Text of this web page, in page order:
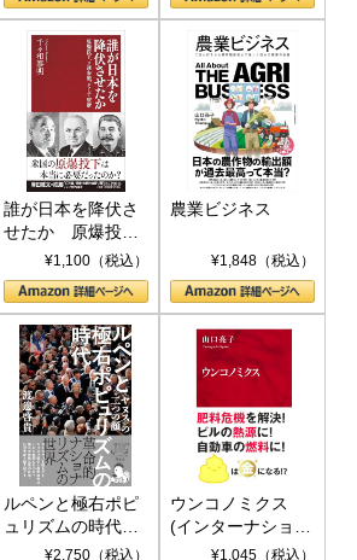
誰が日本を降伏さ
せたか 原爆投
下、ソ連参戦、そ
して聖断 (PHP新
書)
¥1,100（税込）
農業ビジネス
¥1,848（税込）
ルペンと極右ポピ
ュリズムの時代：
〈ヤヌス〉の二つ
¥2,750（税込）
ウンコノミクス
(インターナショナ
ル新書)¥1,045（税込）